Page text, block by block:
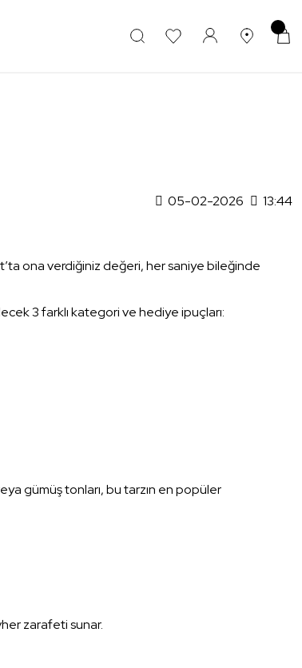
05-02-2026 13:44
ona verdiğiniz değeri, her saniye bileğinde
3 farklı kategori ve hediye ipuçları:
gümüş tonları, bu tarzın en popüler
zarafeti sunar.